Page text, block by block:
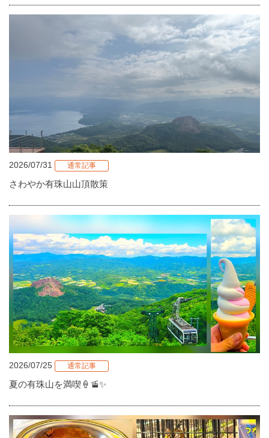
2026/07/31 通常記事
さわやか有珠山山頂散策
2026/07/25 通常記事
夏の有珠山を満喫🍦🚡✨